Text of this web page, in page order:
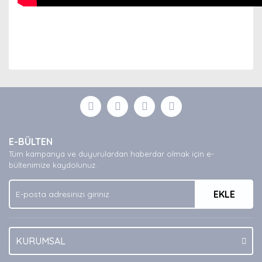
Yorum Yaz
formunu kullanarak tarafımıza iletebilirsiniz.
Görüş ve önerileriniz için teşekkür ederiz.
Ürün açıklamasında eksik bilgiler bulunuyor.
Ürün bilgilerinde hatalar bulunuyor.
Ürün fiyatı diğer sitelerden daha pahalı.
Bu ürüne benzer farklı alternatifler olmalı.
E-BÜLTEN
Tüm kampanya ve duyurulardan haberdar olmak için e-
bültenimize kaydolunuz.
EKLE
KURUMSAL